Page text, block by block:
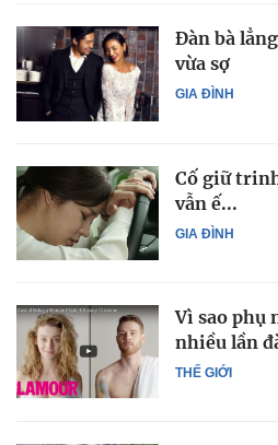
GIA ĐÌNH
Đàn bà
vừa sợ
GIA ĐÌNH
Cố giữ
vẫn ế...
THẾ GIỚI
Vì sao phụ
nhiều lần